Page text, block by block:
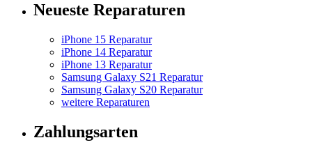
Neueste Reparaturen
iPhone 15 Reparatur
iPhone 14 Reparatur
iPhone 13 Reparatur
Samsung Galaxy S21 Reparatur
Samsung Galaxy S20 Reparatur
weitere Reparaturen
Zahlungsarten